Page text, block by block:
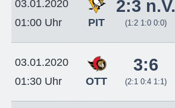
03.01.2020
01:00 Uhr
PIT
2:3 n.V.
(1:2 1:0 0:0)
03.01.2020
01:30 Uhr
OTT
3:6
(2:1 0:4 1:1)